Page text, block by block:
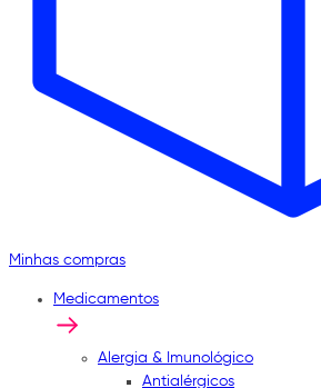
Minhas compras
Medicamentos
Alergia & Imunológico
Antialérgicos